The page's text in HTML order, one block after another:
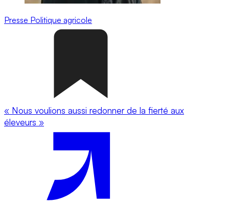
Presse Politique agricole
« Nous voulions aussi redonner de la fierté aux
éleveurs »